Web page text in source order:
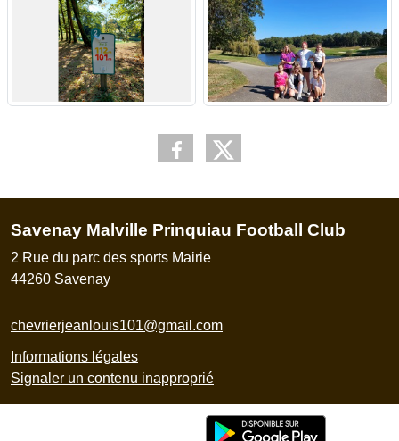
Savenay Malville Prinquiau Football Club
2 Rue du parc des sports Mairie
44260 Savenay
chevrierjeanlouis101@gmail.com
Informations légales
Signaler un contenu inapproprié